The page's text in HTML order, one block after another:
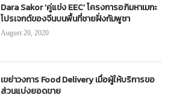
Dara Sakor ‘คู่แข่ง EEC’ โครงการอภิมหาเมกะ
โปรเจกต์ของจีนบนพื้นที่ชายฝั่งกัมพูชา
August 20, 2020
เขย่าวงการ Food Delivery เมื่อผู้ให้บริการขอ
ส่วนแบ่งยอดขาย